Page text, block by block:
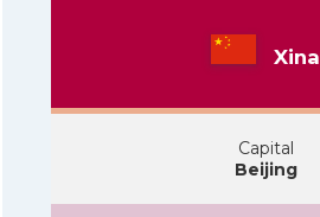
Xina
Capital
Beijing